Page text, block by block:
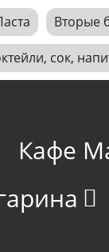
Вторые
сок,
Кафе